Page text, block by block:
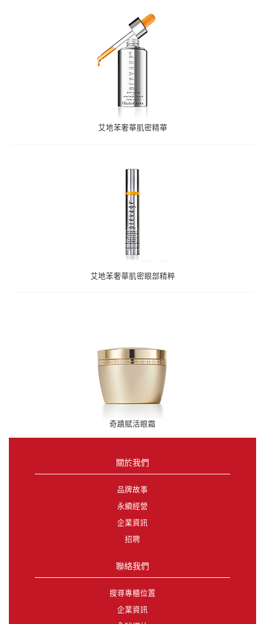
艾地苯奢華肌密精華
艾地苯奢華肌密眼部精粹
奇蹟賦活眼霜
關於我們
品牌故事
永續經營
企業資訊
招聘
聯絡我們
搜尋專櫃位置
企業資訊